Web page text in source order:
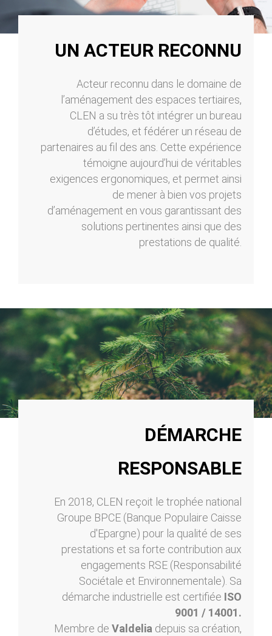
UN ACTEUR RECONNU
Acteur reconnu dans le domaine de
l’aménagement des espaces tertiaires,
CLEN a su très tôt intégrer un bureau
d’études, et fédérer un réseau de
partenaires au fil des ans. Cette expérience
témoigne aujourd’hui de véritables
exigences ergonomiques, et permet ainsi
de mener à bien vos projets
d’aménagement en vous garantissant des
solutions pertinentes ainsi que des
prestations de qualité.
DÉMARCHE
RESPONSABLE
En 2018, CLEN reçoit le trophée national
Groupe BPCE (Banque Populaire Caisse
d'Epargne) pour la qualité de ses
prestations et sa forte contribution aux
engagements RSE (Responsabilité
Sociétale et Environnementale). Sa
démarche industrielle est certifiée ISO
9001 / 14001.
Membre de Valdelia depuis sa création,